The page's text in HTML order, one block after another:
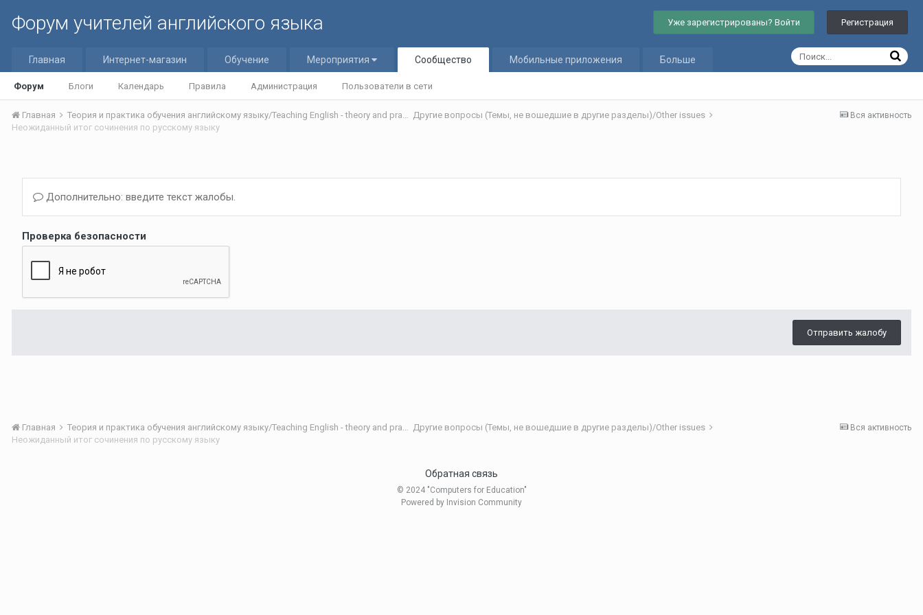
Форум учителей английского языка Уже зарегистрированы? Войти Регистрация
Главная Интернет-магазин Обучение Мероприятия Сообщество
Форум Блоги Календарь Правила Администрация Пользователи в сети
Мобильные приложения Больше
Вся активность
Главная Теория и практика обучения английскому языку/Teaching English - theory and practice Другие вопросы (Темы, не вошедшие в другие разделы)/Other issues
Неожиданный итог сочинения по русскому языку
Дополнительно: введите текст жалобы.
Проверка безопасности
Отправить жалобу
Вся активность
Главная Теория и практика обучения английскому языку/Teaching English - theory and practice Другие вопросы (Темы, не вошедшие в другие разделы)/Other issues
Неожиданный итог сочинения по русскому языку
Обратная связь
© 2024 "Computers for Education"
Powered by Invision Community